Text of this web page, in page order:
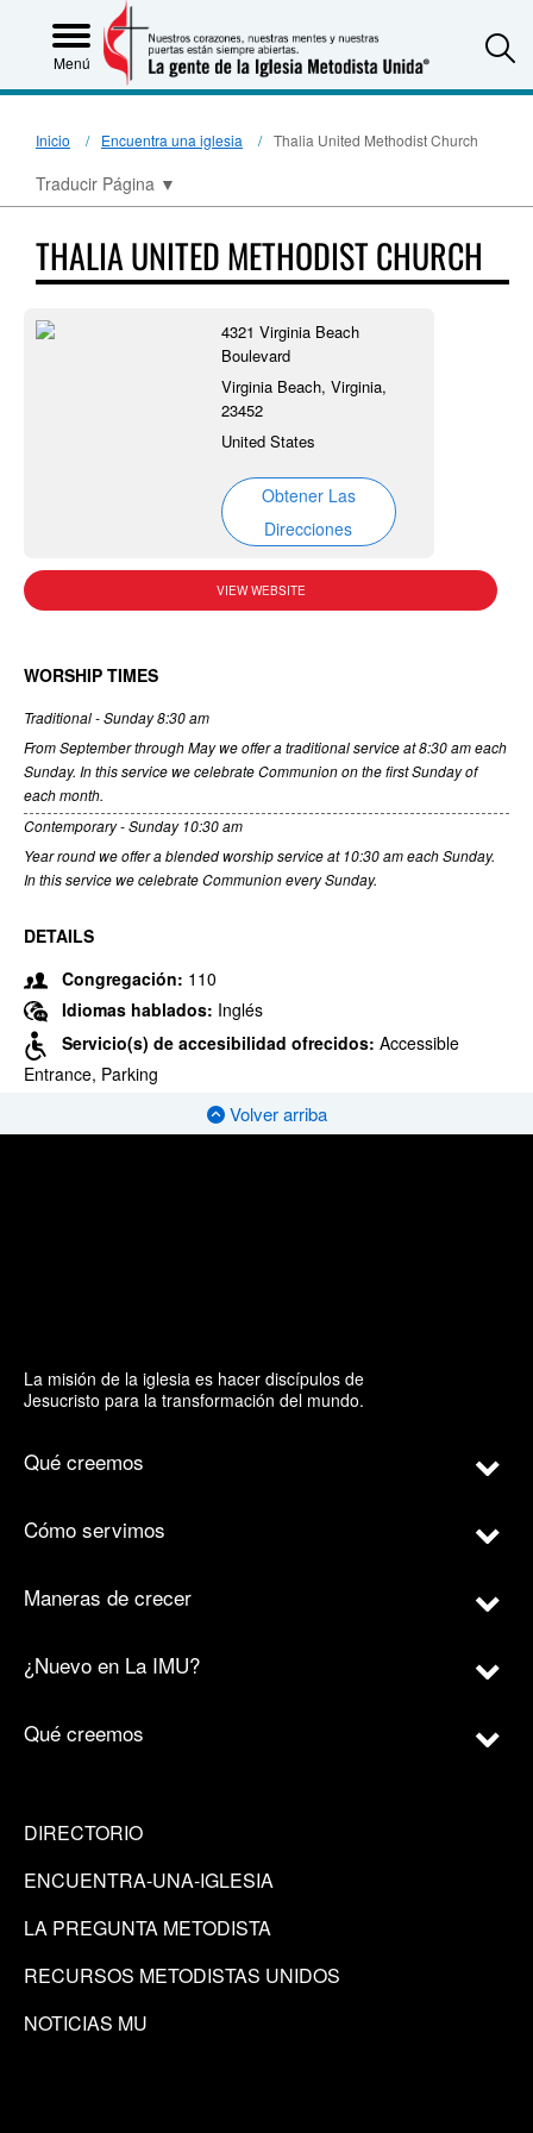
Menú
Inicio Encuentra una iglesia Thalia United Methodist Church
Traducir Página ▼
THALIA UNITED METHODIST CHURCH
4321 Virginia Beach
Boulevard
Virginia Beach, Virginia,
23452
United States
Obtener Las
Direcciones
VIEW WEBSITE
WORSHIP TIMES
Traditional - Sunday 8:30 am
From September through May we offer a traditional service at 8:30 am each
Sunday. In this service we celebrate Communion on the first Sunday of
each month.
Contemporary - Sunday 10:30 am
Year round we offer a blended worship service at 10:30 am each Sunday.
In this service we celebrate Communion every Sunday.
DETAILS
Congregación: 110
Idiomas hablados: Inglés
Servicio(s) de accesibilidad ofrecidos: Accessible
Entrance, Parking
Volver arriba
La misión de la iglesia es hacer discípulos de
Jesucristo para la transformación del mundo.
Qué creemos
Cómo servimos
Maneras de crecer
¿Nuevo en La IMU?
Qué creemos
DIRECTORIO
ENCUENTRA-UNA-IGLESIA
LA PREGUNTA METODISTA
RECURSOS METODISTAS UNIDOS
NOTICIAS MU